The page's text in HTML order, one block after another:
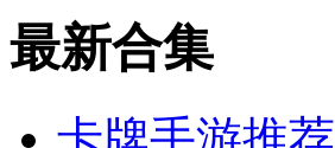
最新合集